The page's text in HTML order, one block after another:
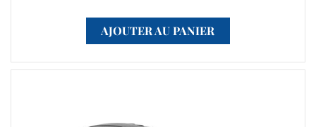
AJOUTER AU PANIER